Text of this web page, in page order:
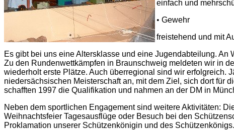
einfach und
• Gewehr
freistehend und mit
Es gibt bei uns eine Altersklasse und eine Jugendabteilung.
Zu den Rundenwettkämpfen in Braunschweig meldeten wir in
wiederholt erste Plätze. Auch überregional sind wir erfolgreich.
niedersächsischen Meisterschaft an, mit dem Ziel, sich dort für
schafften 1997 die Qualifikation und nahmen an der DM in
Neben dem sportlichen Engagement sind weitere Aktivitäten:
Weihnachtsfeier Tagesausflüge oder Besuch bei den
Proklamation unserer Schützenkönigin und des Schützenkönigs.